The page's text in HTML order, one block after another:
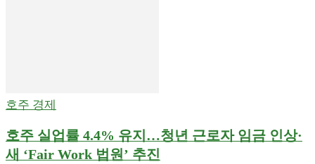
호주 경제
호주 실업률 4.4% 유지…청년 근로자 임금 인상·
새 ‘Fair Work 법원’ 추진